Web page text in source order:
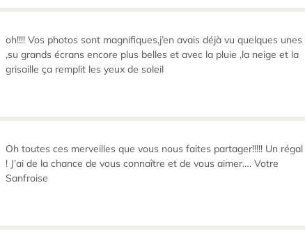
oh!!!! Vos photos sont magnifiques,j’en avais déjà vu quelques unes
,su grands écrans encore plus belles et avec la pluie ,la neige et la
grisaille ça remplit les yeux de soleil
Oh toutes ces merveilles que vous nous faites partager!!!!! Un régal
! J’ai de la chance de vous connaître et de vous aimer…. Votre
Sanfroise